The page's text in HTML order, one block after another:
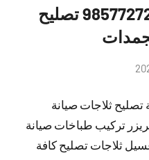
فني ثلاجات العارضية 98577272 تصليح
تعليقات
تصليح ثلاجات صيانة
تركيب طباخات صيانة
ثلاجات تصليح كافة